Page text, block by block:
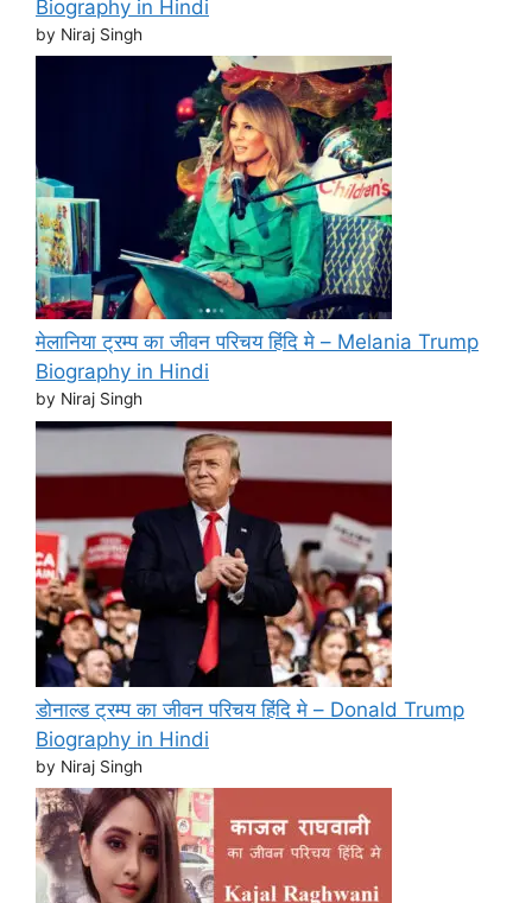
Biography in Hindi
by Niraj Singh
मेलानिया ट्रम्प का जीवन परिचय हिंदि मे – Melania Trump
Biography in Hindi
by Niraj Singh
डोनाल्ड ट्रम्प का जीवन परिचय हिंदि मे – Donald Trump
Biography in Hindi
by Niraj Singh